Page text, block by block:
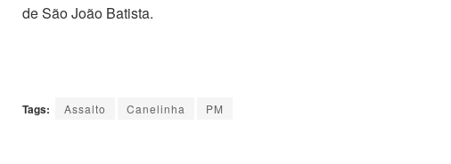
de São João Batista.
Tags: Assalto Canelinha PM